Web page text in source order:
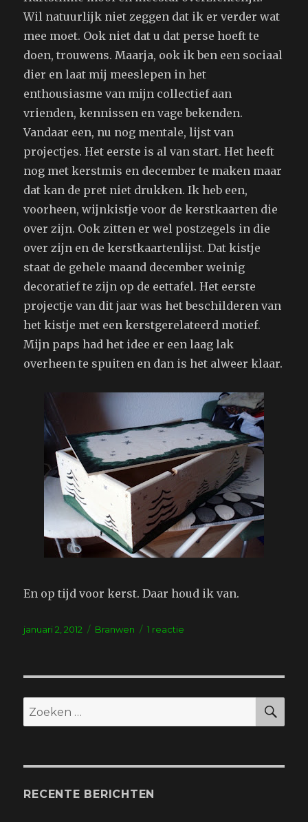
Wil natuurlijk niet zeggen dat ik er verder wat
mee moet. Ook niet dat u dat perse hoeft te
doen, trouwens. Maarja, ook ik ben een sociaal
dier en laat mij meeslepen in het
enthousiasme van mijn collectief aan
vrienden, kennissen en vage bekenden.
Vandaar een, nu nog mentale, lijst van
projectjes. Het eerste is al van start. Het heeft
nog met kerstmis en december te maken maar
dat kan de pret niet drukken. Ik heb een,
voorheen, wijnkistje voor de kerstkaarten die
over zijn. Ook zitten er wel postzegels in die
over zijn en de kerstkaartenlijst. Dat kistje
staat de gehele maand december weinig
decoratief te zijn op de eettafel. Het eerste
projectje van dit jaar was het beschilderen van
het kistje met een kerstgerelateerd motief.
Mijn paps had het idee er een laag lak
overheen te spuiten en dan is het alweer klaar.
En op tijd voor kerst. Daar houd ik van.
Geplaatst
januari 2, 2012 Tags
Branwen 1 reactie
Zoeken
naar:
RECENTE BERICHTEN